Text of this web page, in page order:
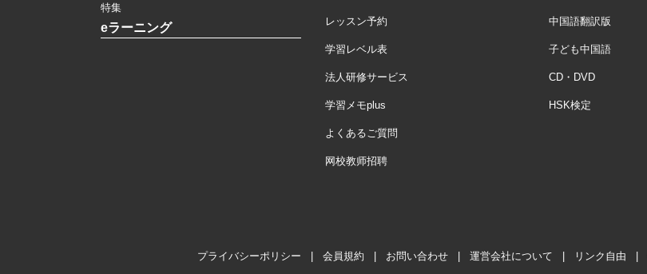
特集
eラーニング レッスン予約
学習レベル表
法人研修サービス
学習メモplus
よくあるご質問
网校教师招聘
中国語翻訳版
子ども中国語
CD・DVD
HSK検定
プライバシーポリシー 会員規約 お問い合わせ 運営会社について リンク自由